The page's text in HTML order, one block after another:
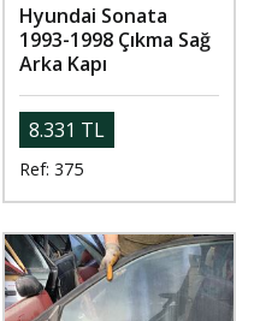
Hyundai Sonata
1993-1998 Çıkma Sağ
Arka Kapı
8.331 TL
Ref: 375